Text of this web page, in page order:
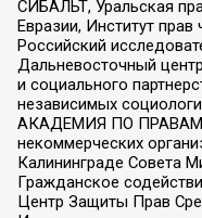
СИБАЛЬТ, Уральская
Евразии, Институт
Российский
Дальневосточный
и социального
независимых
АКАДЕМИЯ ПО ПРАВАМ
некоммерческих
Калининграде Совета
Гражданское
Центр Защиты Прав